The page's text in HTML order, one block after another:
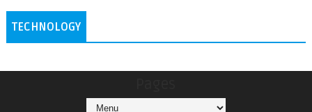
TECHNOLOGY